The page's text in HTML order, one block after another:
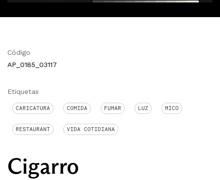
Código
AP_0185_03117
Etiquetas
CARICATURA COMIDA FUMAR LUZ MICO
RESTAURANT VIDA COTIDIANA
Cigarro